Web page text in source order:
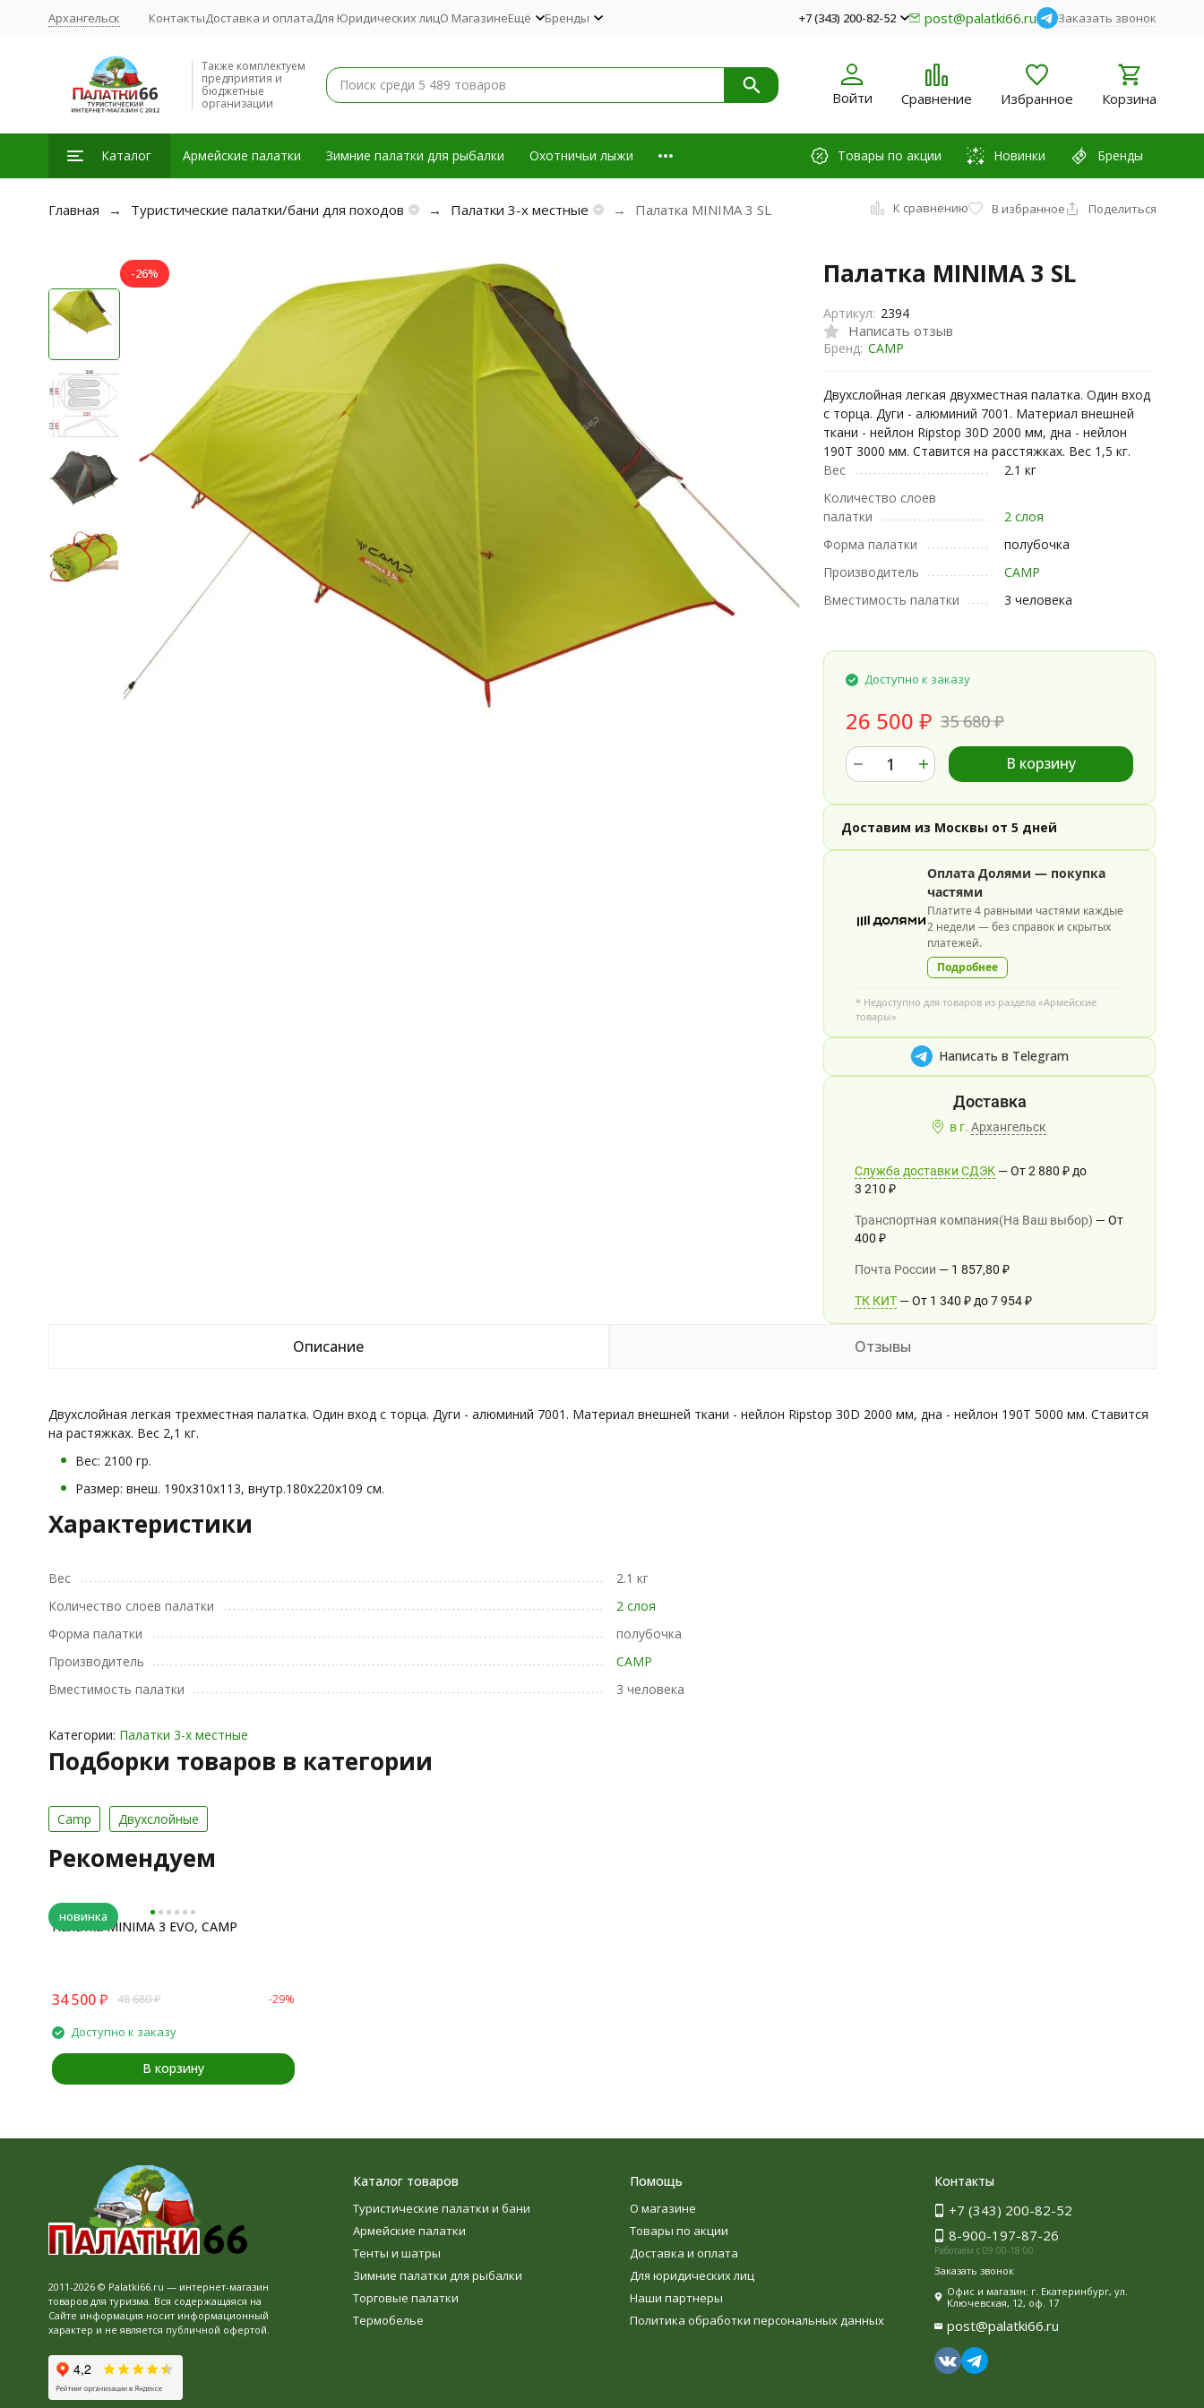
Архангельск КонтактыДоставка и оплатаДля Юридических лицО МагазинеЕщё Бренды +7 (343) 200-82-52 post@palatki66.ru Заказать звонок
Также комплектуем
предприятия и
бюджетные
организации
Войти Сравнение Избранное Корзина
Каталог Армейские палатки Зимние палатки для рыбалки Охотничьи лыжи Товары по акции Новинки Бренды
Главная Туристические палатки/бани для походов Палатки 3-х местные Палатка MINIMA 3 SL К сравнению В избранное Поделиться
-26% Палатка MINIMA 3 SL
Написать отзыв
Бренд: CAMP
Артикул: 2394
Двухслойная легкая двухместная палатка. Один вход
с торца. Дуги - алюминий 7001. Материал внешней
ткани - нейлон Ripstop 30D 2000 мм, дна - нейлон
190T 3000 мм. Ставится на расстяжках. Вес 1,5 кг.
Вес
2.1 кг
Количество слоев
палатки
2 слоя
Форма палатки
полубочка
Производитель
CAMP
Вместимость палатки
3 человека
Доступно к заказу
26 500₽ 35 680₽
В корзину
Доставим из Москвы от 5 дней
Оплата Долями — покупка
частями
Платите 4 равными частями каждые
2 недели — без справок и скрытых
платежей.
Подробнее
* Недоступно для товаров из раздела «Армейские
товары»
Написать в Telegram
в г.Архангельск
Служба доставки СДЭК От 2 880₽ до
3 210₽
Транспортная компания(На Ваш выбор)
От
400₽
Почта России 1 857,80₽
ТК КИТ От 1 340₽ до 7 954₽
Описание Отзывы
Двухслойная легкая трехместная палатка. Один вход с торца. Дуги - алюминий 7001. Материал внешней ткани - нейлон Ripstop 30D 2000 мм, дна - нейлон 190T 5000 мм. Ставится
на растяжках. Вес 2,1 кг.
Вес: 2100 гр.
Размер: внеш. 190х310х113, внутр.180х220х109 см.
Характеристики
Вес
2.1 кг
Количество слоев палатки
2 слоя
Форма палатки
полубочка
Производитель
CAMP
Вместимость палатки
3 человека
Категории: Палатки 3-х местные
Подборки товаров в категории
Camp Двухслойные
Рекомендуем
новинка
Палатка MINIMA 3 EVO, CAMP
34 500 ₽ 48 680₽ -29%
Доступно к заказу
В корзину
2011-2026 © Palatki66.ru — интернет-магазин
товаров для туризма. Вся содержащаяся на
Сайте информация носит информационный
характер и не является публичной офертой.
Каталог товаров
Туристические палатки и бани
Армейские палатки
Тенты и шатры
Зимние палатки для рыбалки
Торговые палатки
Термобелье
Помощь
О магазине
Товары по акции
Доставка и оплата
Для юридических лиц
Наши партнеры
Политика обработки персональных данных
Контакты
+7 (343) 200-82-52
8-900-197-87-26
Работаем с 09:00-18:00
Заказать звонок
Офис и магазин: г. Екатеринбург, ул.
Ключевская, 12, оф. 17
post@palatki66.ru